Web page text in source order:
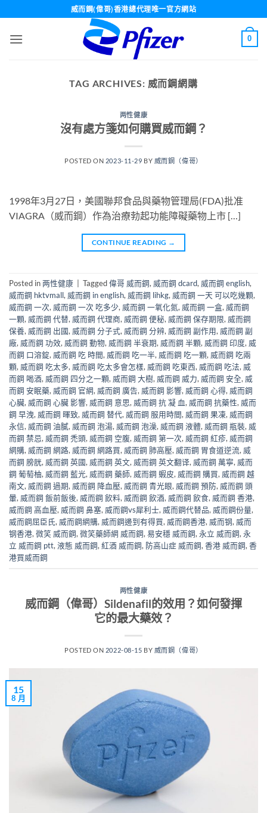
to
content
威而鋼(偉哥)香港總代理唯一官方網站
0
TAG ARCHIVES: 威而鋼網購
两性健康
沒有處方箋如何購買威而鋼？
POSTED ON 2023-11-29 BY 威而鋼（偉哥）
1998年3月27日，美國聯邦食品與藥物管理局(FDA)批准
VIAGRA（威而鋼）作為治療勃起功能障礙藥物上市 […]
CONTINUE READING →
Posted in两性健康 Tagged偉哥 威而鋼, 威而鋼 dcard, 威而鋼 english,
威而鋼 hktvmall, 威而鋼 in english, 威而鋼 lihkg, 威而鋼 一天 可以吃幾顆,
威而鋼 一次, 威而鋼 一次 吃多少, 威而鋼 一氧化氮, 威而鋼 一盒, 威而鋼
一顆, 威而鋼 代替, 威而鋼 代理商, 威而鋼 便秘, 威而鋼 保存期限, 威而鋼
保養, 威而鋼 出國, 威而鋼 分子式, 威而鋼 分辨, 威而鋼 副作用, 威而鋼 副
廠, 威而鋼 功效, 威而鋼 動物, 威而鋼 半衰期, 威而鋼 半顆, 威而鋼 印度, 威
而鋼 口溶錠, 威而鋼 吃 時間, 威而鋼 吃一半, 威而鋼 吃一顆, 威而鋼 吃兩
顆, 威而鋼 吃太多, 威而鋼 吃太多會怎樣, 威而鋼 吃東西, 威而鋼 吃法, 威
而鋼 喝酒, 威而鋼 四分之一顆, 威而鋼 大樹, 威而鋼 威力, 威而鋼 安全, 威
而鋼 安眠藥, 威而鋼 官網, 威而鋼 廣告, 威而鋼 影響, 威而鋼 心得, 威而鋼
心臟, 威而鋼 心臟 影響, 威而鋼 意思, 威而鋼 抗 凝 血, 威而鋼 抗藥性, 威而
鋼 早洩, 威而鋼 暉致, 威而鋼 替代, 威而鋼 服用時間, 威而鋼 果凍, 威而鋼
永信, 威而鋼 油膩, 威而鋼 泡湯, 威而鋼 泡澡, 威而鋼 液體, 威而鋼 瓶裝, 威
而鋼 禁忌, 威而鋼 禿頭, 威而鋼 空腹, 威而鋼 第一次, 威而鋼 紅疹, 威而鋼
網購, 威而鋼 網路, 威而鋼 網路買, 威而鋼 肺高壓, 威而鋼 胃食道逆流, 威
而鋼 膀胱, 威而鋼 英國, 威而鋼 英文, 威而鋼 英文翻译, 威而鋼 萬寧, 威而
鋼 葡萄柚, 威而鋼 藍光, 威而鋼 藥師, 威而鋼 蝦皮, 威而鋼 購買, 威而鋼 越
南文, 威而鋼 過期, 威而鋼 降血壓, 威而鋼 青光眼, 威而鋼 預防, 威而鋼 頭
暈, 威而鋼 飯前飯後, 威而鋼 飲料, 威而鋼 飲酒, 威而鋼 飲食, 威而鋼 香港,
威而鋼 高血壓, 威而鋼 鼻塞, 威而鋼vs犀利士, 威而鋼代替品, 威而鋼份量,
威而鋼屈臣氏, 威而鋼網購, 威而鋼邊到有得買, 威而鋼香港, 威而钢, 威而
钢香港, 微笑 威而鋼, 微笑藥師網 威而鋼, 易安穩 威而鋼, 永立 威而鋼, 永
立 威而鋼 ptt, 液態 威而鋼, 紅酒 威而鋼, 防高山症 威而鋼, 香港 威而鋼, 香
港買威而鋼
两性健康
威而鋼（偉哥）Sildenafil的效用？如何發揮
它的最大藥效？
POSTED ON 2022-08-15 BY 威而鋼（偉哥）
15
8 月